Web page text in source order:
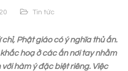
Tin tức
Phật giáo có ý nghĩa thủ ấn.
hoạ ở các ấn nơi tay nhằm
hàm ý đặc biệt riêng. Việc